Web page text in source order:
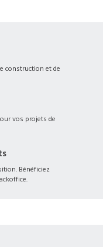
construction et de
vos projets de
Bénéficiez